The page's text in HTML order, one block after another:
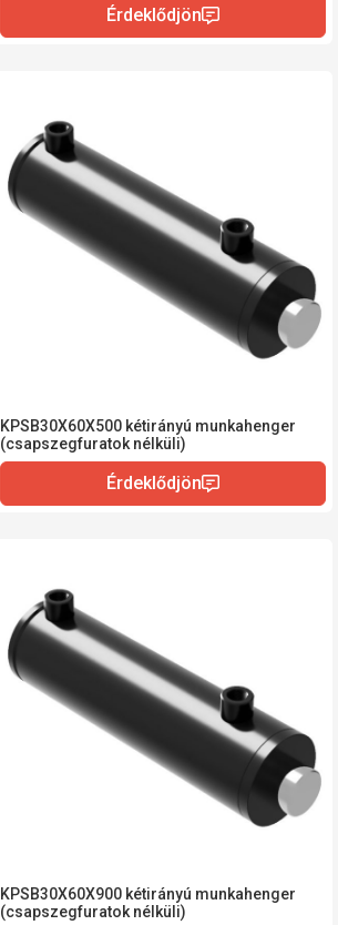
KPSB30X60X500 kétirányú munkahenger
(csapszegfuratok nélküli)
KPSB30X60X900 kétirányú munkahenger
(csapszegfuratok nélküli)